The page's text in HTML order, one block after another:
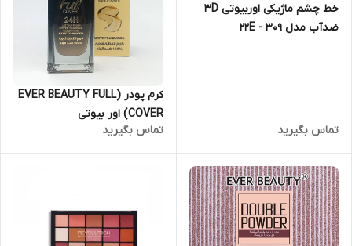
خط چشم ماژیکی اوربیوتی 3D
تماس بگیرید
کرم پودر (EVER BEAUTY FULL
COVER) اور بیوتی
تماس بگیرید